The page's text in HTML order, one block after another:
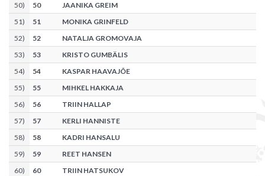
50) 50
JAANIKA GREIM
51) 51
MONIKA GRINFELD
52) 52
NATALJA GROMOVAJA
53) 53
KRISTO GUMBÄLIS
54) 54
KASPAR HAAVAJÕE
55) 55
MIHKEL HAKKAJA
56) 56
TRIIN HALLAP
57) 57
KERLI HANNISTE
58) 58
KADRI HANSALU
59) 59
REET HANSEN
60) 60
TRIIN HATSUKOV